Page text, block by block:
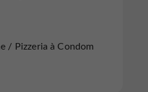
/ Pizzeria à Condom